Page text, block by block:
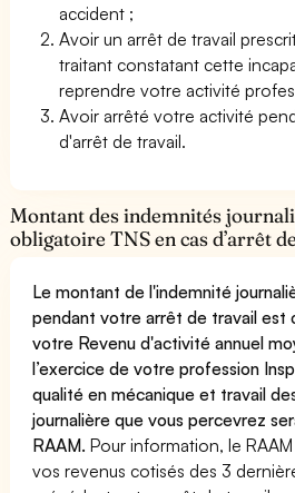
accident ;
Avoir un arrêt de travail
traitant constatant cette
reprendre votre activité
Avoir arrêté votre activité
d'arrêt de travail.
Montant des indemnités
obligatoire TNS en cas d’arrêt
Le montant de l'indemnité
pendant votre arrêt de travail est
votre Revenu d'activité annuel
l’exercice de votre profession
qualité en mécanique et travail
journalière que vous percevrez
RAAM. Pour information, le
vos revenus cotisés des 3